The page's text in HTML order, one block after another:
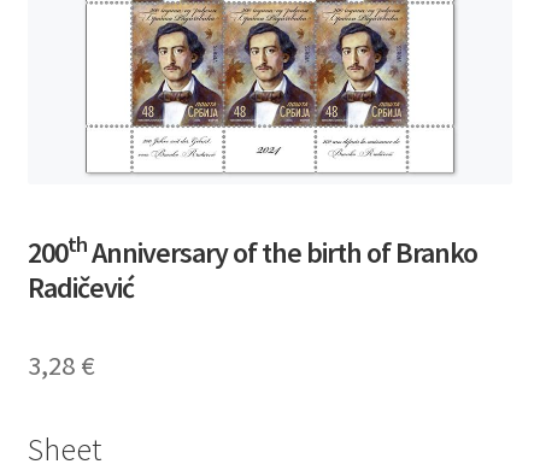
200thAnniversary of the birth of Branko
Radičević
3,28 €
Sheet